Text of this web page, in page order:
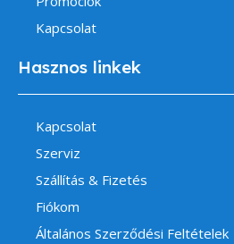
Kapcsolat
Hasznos linkek
Kapcsolat
Szerviz
Szállítás & Fizetés
Fiókom
Általános Szerződési Feltételek